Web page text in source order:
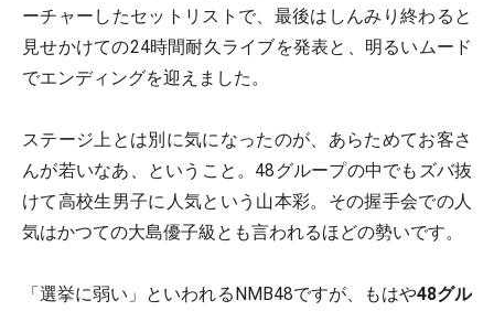
ーチャーしたセットリストで、最後はしんみり終わると
見せかけての24時間耐久ライブを発表と、明るいムード
でエンディングを迎えました。
ステージ上とは別に気になったのが、あらためてお客さ
んが若いなあ、ということ。48グループの中でもズバ抜
けて高校生男子に人気という山本彩。その握手会での人
気はかつての大島優子級とも言われるほどの勢いです。
「選挙に弱い」といわれるNMB48ですが、もはや48グル